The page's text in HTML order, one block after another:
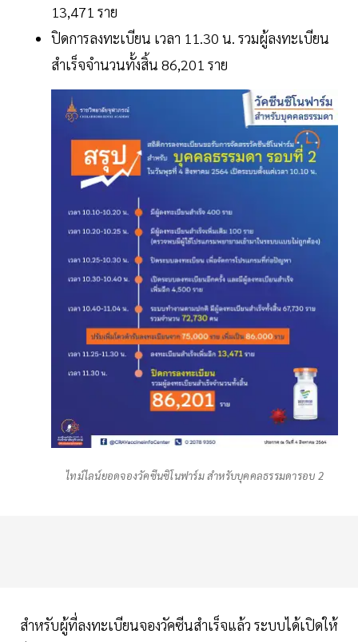
13,471 ราย
ปิดการลงทะเบียน เวลา 11.30 น. รวมผู้ลงทะเบียน
สำเร็จจำนวนทั้งสิ้น 86,201 ราย
ไทม์ไลน์ยอดจองวัคซีนซิโนฟาร์ม สำหรับบุคคลธรรมดารอบ 2
สำหรับผู้ที่ลงทะเบียนจองวัคซีนสำเร็จแล้ว ระบบได้เปิดให้